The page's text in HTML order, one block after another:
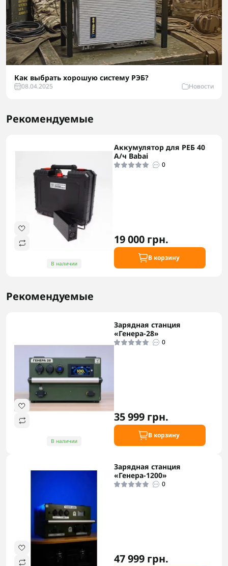
Как выбрать хорошую систему РЭБ?
08.04.2025 Новости
Рекомендуемые
В наличии
Аккумулятор для РЕБ 40
А/ч Babai
0
19 000 грн.
В корзину
Рекомендуемые
В наличии
Зарядная станция
«Генера-28»
0
35 999 грн.
В корзину
Зарядная станция
«Генера-1200»
0
47 999 грн.